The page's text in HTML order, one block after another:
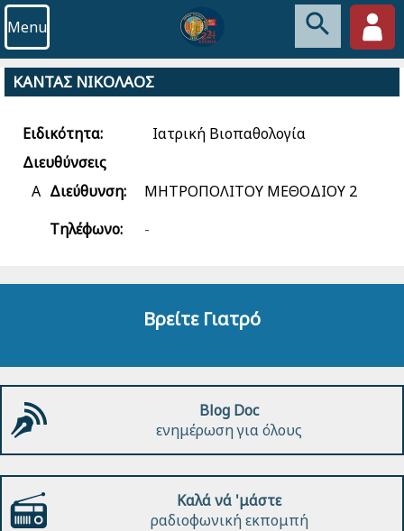
Menu
ΚΑΝΤΑΣ ΝΙΚΟΛΑΟΣ
Ειδικότητα:
Ιατρική Βιοπαθολογία
Διευθύνσεις
Α Διεύθυνση:
ΜΗΤΡΟΠΟΛΙΤΟΥ ΜΕΘΟΔΙΟΥ 2
Τηλέφωνο:
-
Βρείτε Γιατρό
Blog Doc
ενημέρωση για όλους
Καλά νά 'μάστε
ραδιοφωνική εκπομπή